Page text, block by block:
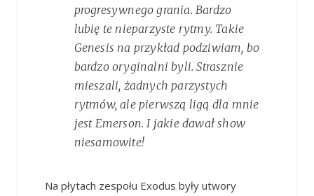
progresywnego grania. Bardzo
lubię te nieparzyste rytmy. Takie
Genesis na przykład podziwiam, bo
bardzo oryginalni byli. Strasznie
mieszali, żadnych parzystych
rytmów, ale pierwszą ligą dla mnie
jest Emerson. I jakie dawał show
niesamowite!
Na płytach zespołu Exodus były utwory